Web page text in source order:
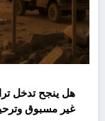
هل ينجح تدخل
غير مسبوق